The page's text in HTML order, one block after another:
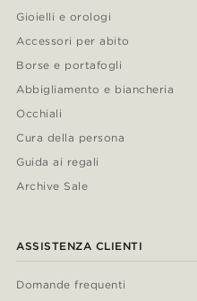
Gioielli e orologi
Accessori per abito
Borse e portafogli
Abbigliamento e biancheria
Occhiali
Cura della persona
Guida ai regali
Archive Sale
ASSISTENZA CLIENTI
Domande frequenti